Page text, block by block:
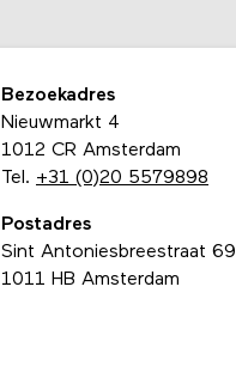
Bezoekadres
Nieuwmarkt 4
1012 CR Amsterdam
Tel. +31 (0)20 5579898
Postadres
Sint Antoniesbreestraat 69
1011 HB Amsterdam